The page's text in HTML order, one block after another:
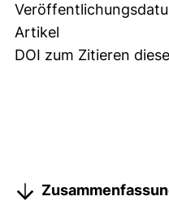
Artikel
DOI zum Zitieren